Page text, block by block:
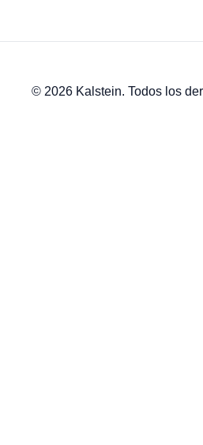
© 2026 Kalstein. Todos los